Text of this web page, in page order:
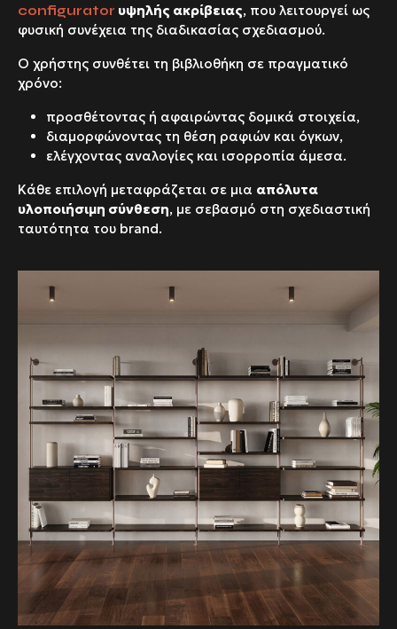
configurator υψηλής ακρίβειας, που λειτουργεί ως
φυσική συνέχεια της διαδικασίας σχεδιασμού.
Ο χρήστης συνθέτει τη βιβλιοθήκη σε πραγματικό
χρόνο:
προσθέτοντας ή αφαιρώντας δομικά στοιχεία,
διαμορφώνοντας τη θέση ραφιών και όγκων,
ελέγχοντας αναλογίες και ισορροπία άμεσα.
Κάθε επιλογή μεταφράζεται σε μια απόλυτα
υλοποιήσιμη σύνθεση, με σεβασμό στη σχεδιαστική
ταυτότητα του brand.